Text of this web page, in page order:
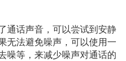
通话声音，可以尝试到安静
无法避免噪声，可以使用一
噪等，来减少噪声对通话的